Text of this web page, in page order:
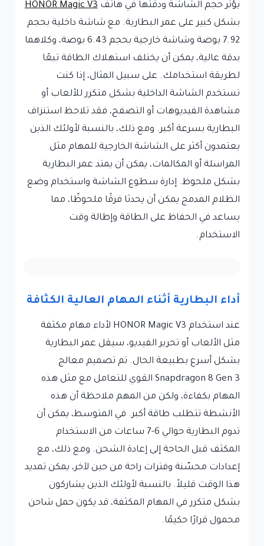
يؤثر حجم الشاشة ودقتها في هاتفHONOR Magic V3
بشكل كبير على عمر البطارية. مع شاشة داخلية بحجم
7.92 بوصة وشاشة خارجية بحجم 6.43 بوصة، وكلاهما
بدقة عالية، يمكن أن يختلف استهلاك الطاقة تبعًا
لطريقة استخدامك. على سبيل المثال، إذا كنت
تستخدم الشاشة الداخلية بشكل متكرر للألعاب أو
مشاهدة الفيديوهات أو التصفح، فقد تلاحظ استنزاف
البطارية بسرعة أكبر. ومع ذلك، بالنسبة لأولئك الذين
يعتمدون أكثر على الشاشة الخارجية للمهام مثل
المراسلة أو المكالمات، يمكن أن يمتد عمر البطارية
بشكل ملحوظ. إدارة سطوع الشاشة واستخدام وضع
الظلام المدمج يمكن أن يحدثا فرقًا ملحوظًا، مما
يساعد في الحفاظ على الطاقة وإطالة وقت
الاستخدام.
أداء البطارية أثناء المهام العالية الكثافة
عند استخدام HONOR Magic V3 لأداء مهام مكثفة
مثل الألعاب أو تحرير الفيديو، سيقل عمر البطارية
بشكل أسرع بطبيعة الحال. تم تصميم معالج
Snapdragon 8 Gen 3 القوي للتعامل مع مثل هذه
المهام بكفاءة، ولكن من المهم ملاحظة أن هذه
الأنشطة تتطلب طاقة أكبر. في المتوسط، يمكن أن
تدوم البطارية حوالي 6-7 ساعات من الاستخدام
المكثف قبل الحاجة إلى إعادة الشحن. ومع ذلك، مع
إعدادات محسّنة وفترات راحة من حين لآخر، يمكن تمديد
هذا الوقت قليلاً. بالنسبة لأولئك الذين يشاركون
بشكل متكرر في المهام المكثفة، قد يكون حمل شاحن
محمول قرارًا حكيمًا.